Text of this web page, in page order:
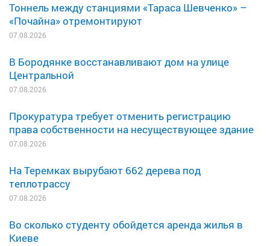
Тоннель между станциями «Тараса Шевченко» –
«Почайна» отремонтируют
07.08.2026
В Бородянке восстанавливают дом на улице
Центральной
07.08.2026
Прокуратура требует отменить регистрацию
права собственности на несуществующее здание
07.08.2026
На Теремках вырубают 662 дерева под
теплотрассу
07.08.2026
Во сколько студенту обойдется аренда жилья в
Киеве